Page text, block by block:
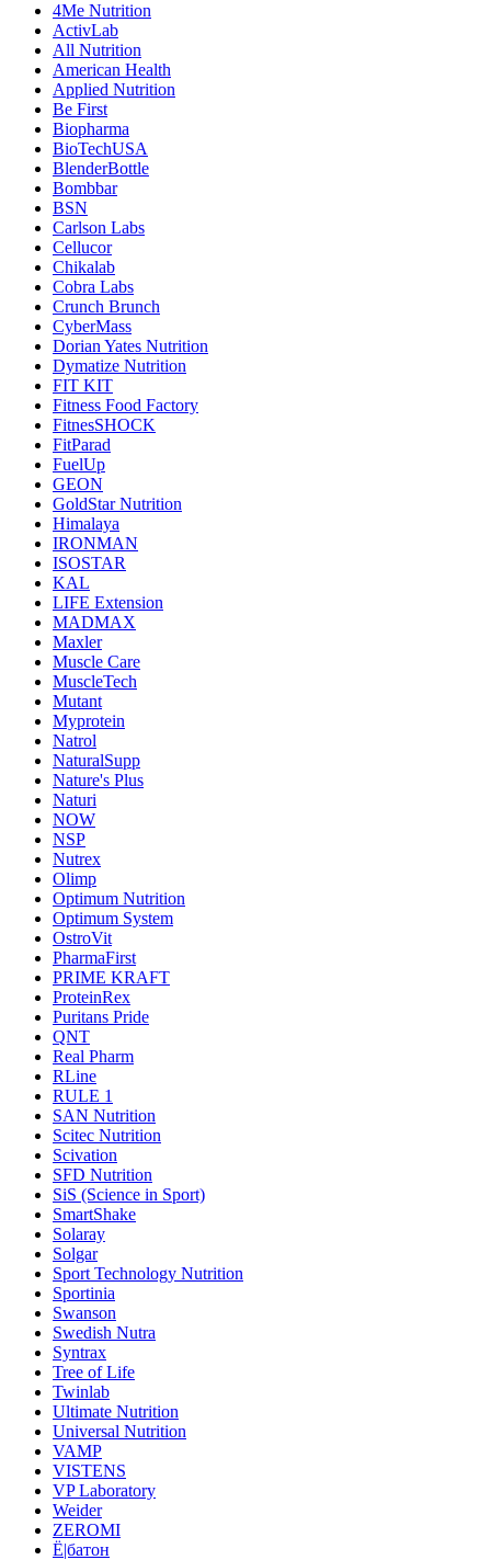
4Me Nutrition
ActivLab
All Nutrition
American Health
Applied Nutrition
Be First
Biopharma
BioTechUSA
BlenderBottle
Bombbar
BSN
Carlson Labs
Cellucor
Chikalab
Cobra Labs
Crunch Brunch
CyberMass
Dorian Yates Nutrition
Dymatize Nutrition
FIT KIT
Fitness Food Factory
FitnesSHOCK
FitParad
FuelUp
GEON
GoldStar Nutrition
Himalaya
IRONMAN
ISOSTAR
KAL
LIFE Extension
MADMAX
Maxler
Muscle Care
MuscleTech
Mutant
Myprotein
Natrol
NaturalSupp
Nature's Plus
Naturi
NOW
NSP
Nutrex
Olimp
Optimum Nutrition
Optimum System
OstroVit
PharmaFirst
PRIME KRAFT
ProteinRex
Puritans Pride
QNT
Real Pharm
RLine
RULE 1
SAN Nutrition
Scitec Nutrition
Scivation
SFD Nutrition
SiS (Science in Sport)
SmartShake
Solaray
Solgar
Sport Technology Nutrition
Sportinia
Swanson
Swedish Nutra
Syntrax
Tree of Life
Twinlab
Ultimate Nutrition
Universal Nutrition
VAMP
VISTENS
VP Laboratory
Weider
ZEROMI
Ё|батон